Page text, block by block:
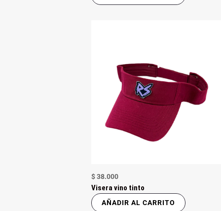
$38.000
Visera vino tinto
AÑADIR AL CARRITO